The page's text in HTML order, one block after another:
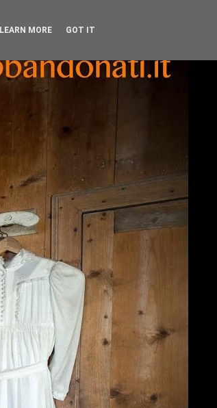
LEARN MORE GOT IT